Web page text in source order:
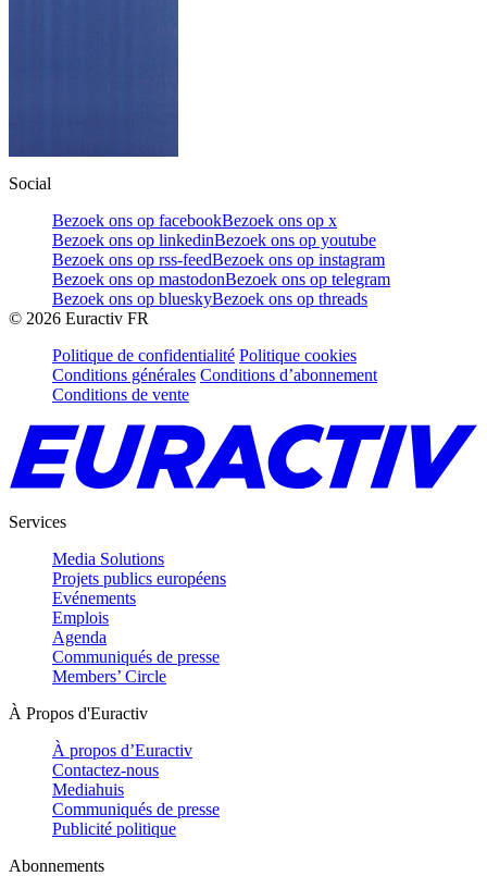
Social
Bezoek ons op facebookBezoek ons op x
Bezoek ons op linkedinBezoek ons op youtube
Bezoek ons op rss-feedBezoek ons op instagram
Bezoek ons op mastodonBezoek ons op telegram
Bezoek ons op blueskyBezoek ons op threads
© 2026 Euractiv FR
Politique de confidentialité Politique cookies
Conditions générales Conditions d’abonnement
Conditions de vente
Services
Media Solutions
Projets publics européens
Evénements
Emplois
Agenda
Communiqués de presse
Members’ Circle
À Propos d'Euractiv
À propos d’Euractiv
Contactez-nous
Mediahuis
Communiqués de presse
Publicité politique
Abonnements